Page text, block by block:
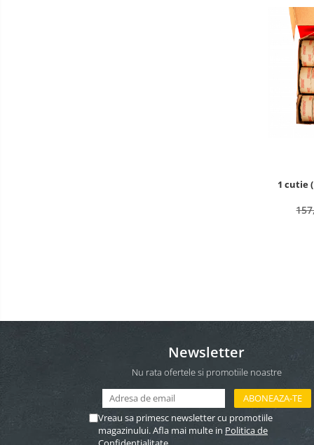
1 cutie
Newsletter
Nu rata ofertele si promotiile noastre
Vreau sa primesc newsletter cu promotiile
magazinului. Afla mai multe in Politica de